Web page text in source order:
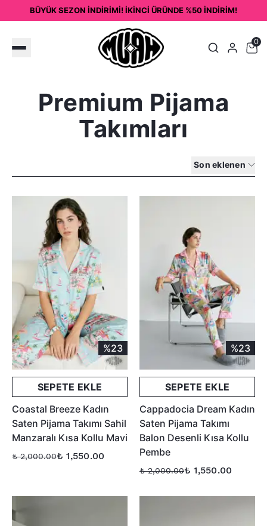
BÜYÜK SEZON İNDİRİMİ! İKİNCİ ÜRÜNDE %50 İNDİRİM!
0
Premium Pijama
Takımları
Son eklenen
%23
SEPETE EKLE
Coastal Breeze Kadın
Saten Pijama Takımı Sahil
Manzaralı Kısa Kollu Mavi
₺ 2,000.00₺ 1,550.00
%23
SEPETE EKLE
Cappadocia Dream Kadın
Saten Pijama Takımı
Balon Desenli Kısa Kollu
Pembe
₺ 2,000.00₺ 1,550.00